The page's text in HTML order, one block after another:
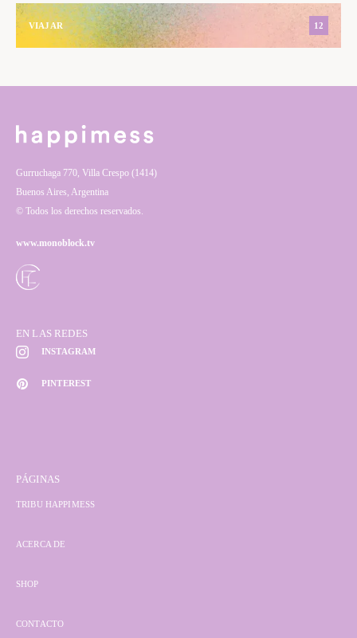
VIAJAR 12
Gurruchaga 770, Villa Crespo (1414)
Buenos Aires, Argentina
© Todos los derechos reservados.
www.monoblock.tv
EN LAS REDES
INSTAGRAM
PINTEREST
PÁGINAS
TRIBU HAPPIMESS
ACERCA DE
SHOP
CONTACTO